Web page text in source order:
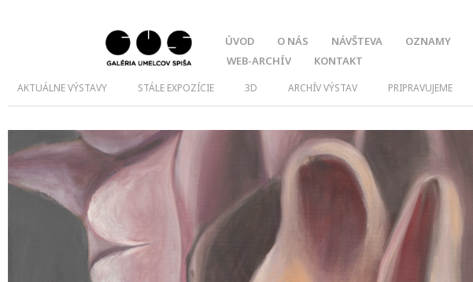
ÚVOD O NÁS NÁVŠTEVA OZNAMY
WEB-ARCHÍV
KONTAKT
AKTUÁLNE VÝSTAVY STÁLE EXPOZÍCIE 3D ARCHÍV VÝSTAV PRIPRAVUJEME